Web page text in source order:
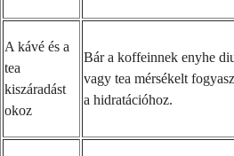
A kávé és a
tea
kiszáradást
okoz
Bár a koffeinnek enyhe
vagy tea mérsékelt
a hidratációhoz.